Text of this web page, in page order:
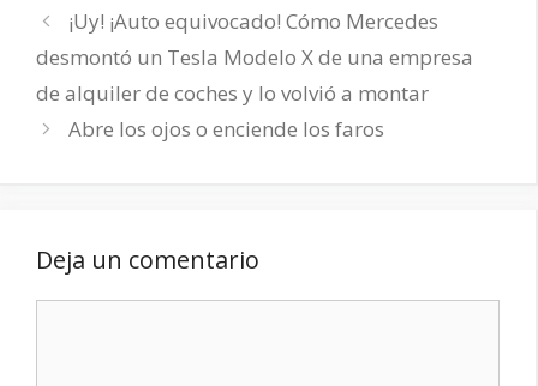
¡Uy! ¡Auto equivocado! Cómo Mercedes
desmontó un Tesla Modelo X de una empresa
de alquiler de coches y lo volvió a montar
Abre los ojos o enciende los faros
Deja un comentario